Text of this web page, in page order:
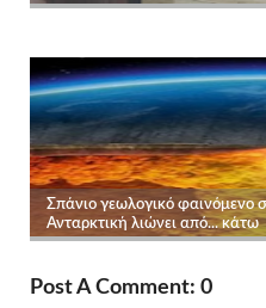
Post A Comment: 0